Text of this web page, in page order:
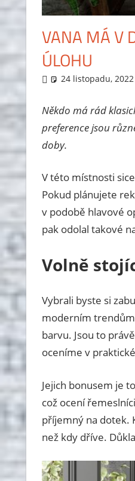
VANA MÁ V
ÚLOHU
24 listopadu, 2022
Někdo má rád
preference jsou
doby.
V této místnosti
Pokud plánujete
v podobě hlavové
pak odolal takové
Volně
Vybrali byste si
moderním trendům
barvu. Jsou to právě
oceníme v
Jejich bonusem je
což ocení
příjemný na dotek.
než kdy dříve.